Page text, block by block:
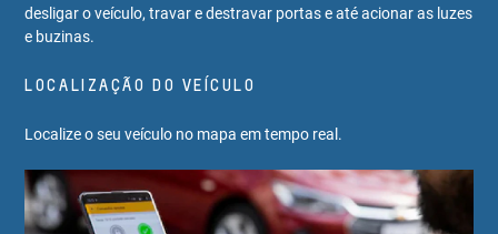
desligar o veículo, travar e destravar portas e até acionar as luzes
e buzinas.
LOCALIZAÇÃO DO VEÍCULO
Localize o seu veículo no mapa em tempo real.